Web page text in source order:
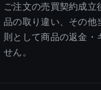
ご注文の売買契約成
品の取り違い、その他
則として商品の返金・
せん。